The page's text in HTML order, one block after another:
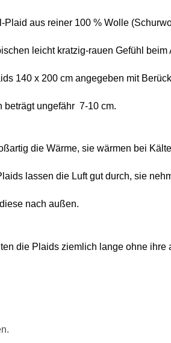
Plaid aus reiner 100 % Wolle
leicht kratzig-rauen Gefühl beim
140 х 200 cm angegeben mit
beträgt ungefähr 7-10 cm.
die Wärme, sie wärmen bei
lassen die Luft gut durch, sie
nach außen.
die Plaids ziemlich lange ohne